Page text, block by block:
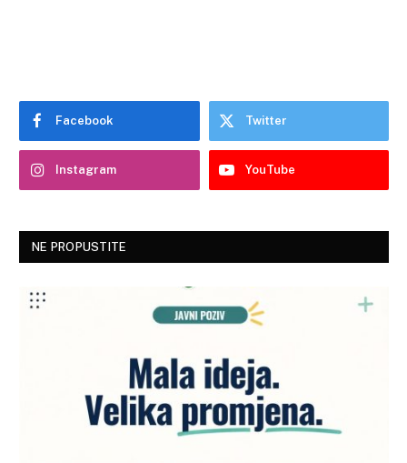
Facebook Twitter
Instagram YouTube
NE PROPUSTITE